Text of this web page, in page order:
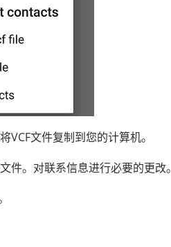
文件复制到您的计算机。
件。对联系信息进行必要的更改。